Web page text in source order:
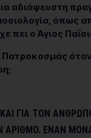
αδιάψευστη
όπως
πει ο Άγιος
Πατροκοσμάς όταν
ΓIA TON
APIΘMO. ENAN